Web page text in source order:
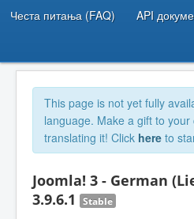
Честа питања (FAQ) API
This page is not yet fully
language. Make a gift to
translating it! Click here to
Joomla! 3 - German
3.9.6.1
Stable